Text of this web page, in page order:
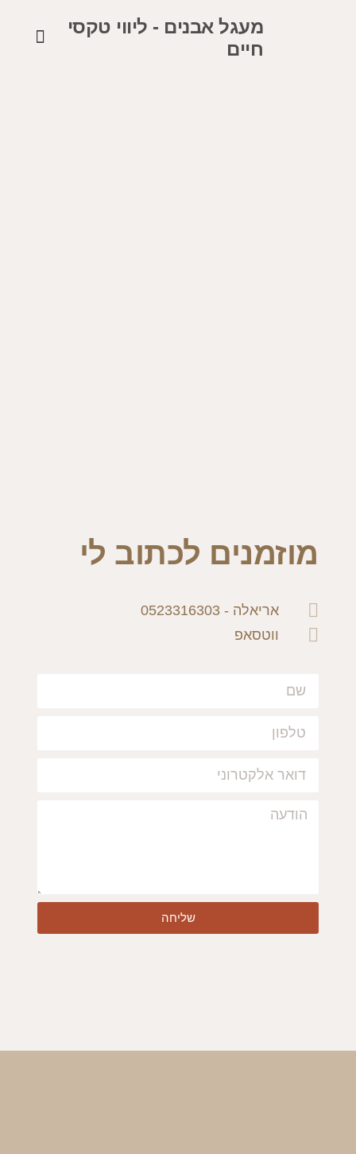
מעגל אבנים - ליווי טקסי
חיים
מוזמנים לכתוב לי
אריאלה - 0523316303
ווטסאפ
שליחה